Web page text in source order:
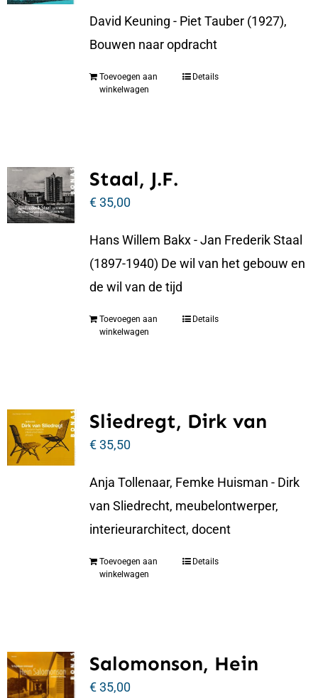
David Keuning - Piet Tauber (1927),
Bouwen naar opdracht
Toevoegen aan
winkelwagen
Details
Staal, J.F.
€35,00
Hans Willem Bakx - Jan Frederik Staal
(1897-1940) De wil van het gebouw en
de wil van de tijd
Toevoegen aan
winkelwagen
Details
Sliedregt, Dirk van
€35,50
Anja Tollenaar, Femke Huisman - Dirk
van Sliedrecht, meubelontwerper,
interieurarchitect, docent
Toevoegen aan
winkelwagen
Details
Salomonson, Hein
€35,00